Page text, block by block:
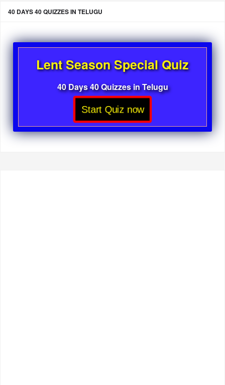
40 DAYS 40 QUIZZES IN TELUGU
Lent Season Special Quiz
40 Days 40 Quizzes in Telugu
Start Quiz now